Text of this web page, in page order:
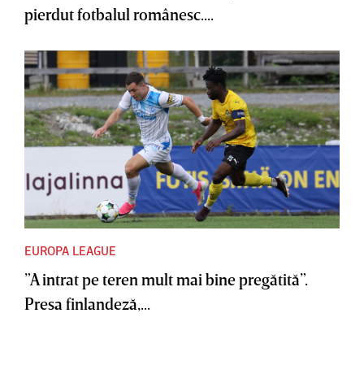
pierdut fotbalul românesc....
EUROPA LEAGUE
”A intrat pe teren mult mai bine pregătită”.
Presa finlandeză,...